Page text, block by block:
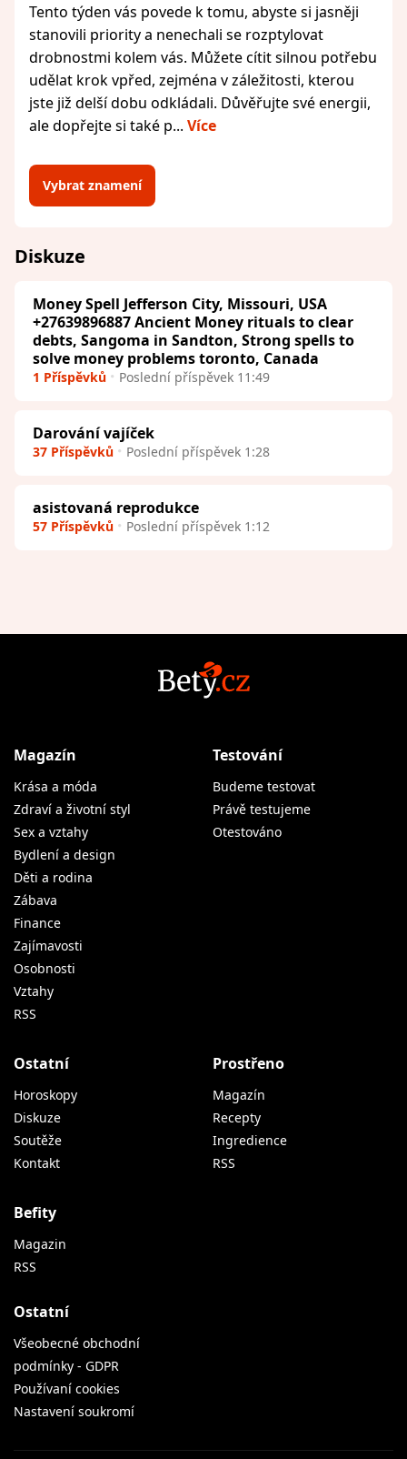
Tento týden vás povede k tomu, abyste si jasněji
stanovili priority a nenechali se rozptylovat
drobnostmi kolem vás. Můžete cítit silnou potřebu
udělat krok vpřed, zejména v záležitosti, kterou
jste již delší dobu odkládali. Důvěřujte své energii,
ale dopřejte si také p... Více
Vybrat znamení
Diskuze
Money Spell Jefferson City, Missouri, USA
+27639896887 Ancient Money rituals to clear
debts, Sangoma in Sandton, Strong spells to
solve money problems toronto, Canada
1 Příspěvků Poslední příspěvek 11:49
Darování vajíček
37 Příspěvků Poslední příspěvek 1:28
asistovaná reprodukce
57 Příspěvků Poslední příspěvek 1:12
Magazín
Krása a móda
Zdraví a životní styl
Sex a vztahy
Bydlení a design
Děti a rodina
Zábava
Finance
Zajímavosti
Osobnosti
Vztahy
RSS
Testování
Budeme testovat
Právě testujeme
Otestováno
Ostatní
Horoskopy
Diskuze
Soutěže
Kontakt
Prostřeno
Magazín
Recepty
Ingredience
RSS
Befity
Magazin
RSS
Ostatní
Všeobecné obchodní
podmínky - GDPR
Používaní cookies
Nastavení soukromí